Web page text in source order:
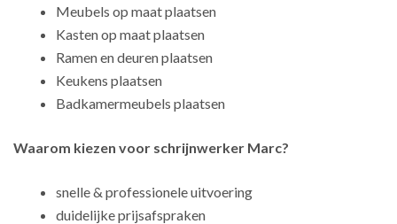
Meubels op maat plaatsen
Kasten op maat plaatsen
Ramen en deuren plaatsen
Keukens plaatsen
Badkamermeubels plaatsen
Waarom kiezen voor schrijnwerker Marc?
snelle & professionele uitvoering
duidelijke prijsafspraken